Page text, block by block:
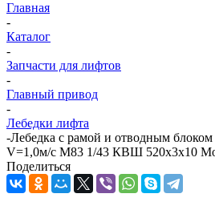
Главная
-
Каталог
-
Запчасти для лифтов
-
Главный привод
-
Лебедки лифта
-Лебедка с рамой и отводным блоком
V=1,0м/с M83 1/43 КВШ 520х3х10
Поделиться